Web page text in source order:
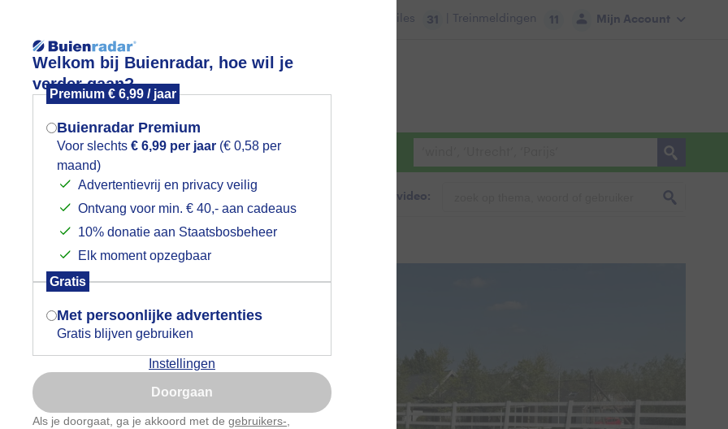
Welkom bij Buienradar, hoe wil je
verder gaan?
Premium € 6,99 / jaar
Buienradar Premium
Voor slechts € 6,99 per jaar (€ 0,58 per
maand)
Advertentievrij en privacy veilig
Ontvang voor min. € 40,- aan cadeaus
10% donatie aan Staatsbosbeheer
Elk moment opzegbaar
Gratis
Met persoonlijke advertenties
Gratis blijven gebruiken
Instellingen
Doorgaan
Als je doorgaat, ga je akkoord met de gebruikers-
Mijn Account
Files 31 | Treinmeldingen 11
Foto en video Weerzine
Zoeken in foto & video:
Mogen we je locatie gebruiken voor
het weer?
Indien je hier nog geen akkoord op hebt
gegeven, verschijnt er zo een pop-up uit
je browser waarin deze toestemming
gevraagd wordt.
Is goed, toon de popup
Nu niet, misschien later